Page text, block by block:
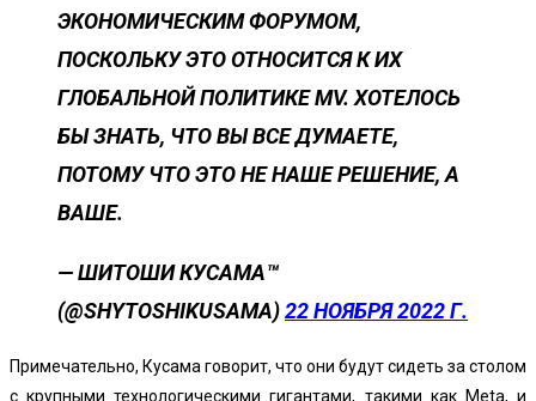
ЭКОНОМИЧЕСКИМ ФОРУМОМ,
ПОСКОЛЬКУ ЭТО ОТНОСИТСЯ К ИХ
ГЛОБАЛЬНОЙ ПОЛИТИКЕ MV. ХОТЕЛОСЬ
БЫ ЗНАТЬ, ЧТО ВЫ ВСЕ ДУМАЕТЕ,
ПОТОМУ ЧТО ЭТО НЕ НАШЕ РЕШЕНИЕ, А
ВАШЕ.
— ШИТОШИ КУСАМА™
(@SHYTOSHIKUSAMA)22 НОЯБРЯ 2022 Г.
Примечательно, Кусама говорит, что они будут сидеть за столом
с крупными технологическими гигантами, такими как Meta, и